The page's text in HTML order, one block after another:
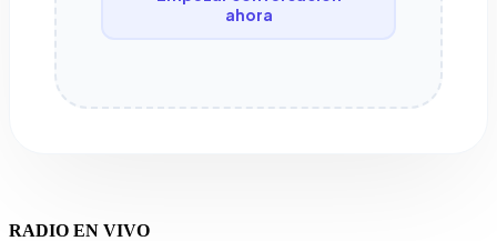
ahora
RADIO EN VIVO